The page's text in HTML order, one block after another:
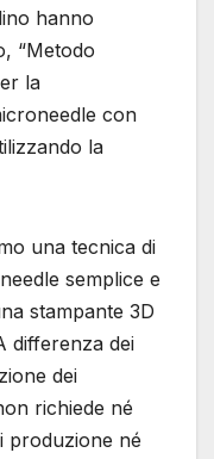
hanno
“Metodo
la
con
la
una tecnica di
semplice e
stampante 3D
differenza dei
dei
richiede né
produzione né